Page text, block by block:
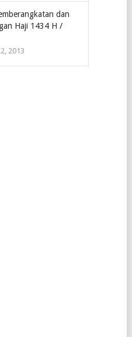
dan
Haji 1434 H /
2013